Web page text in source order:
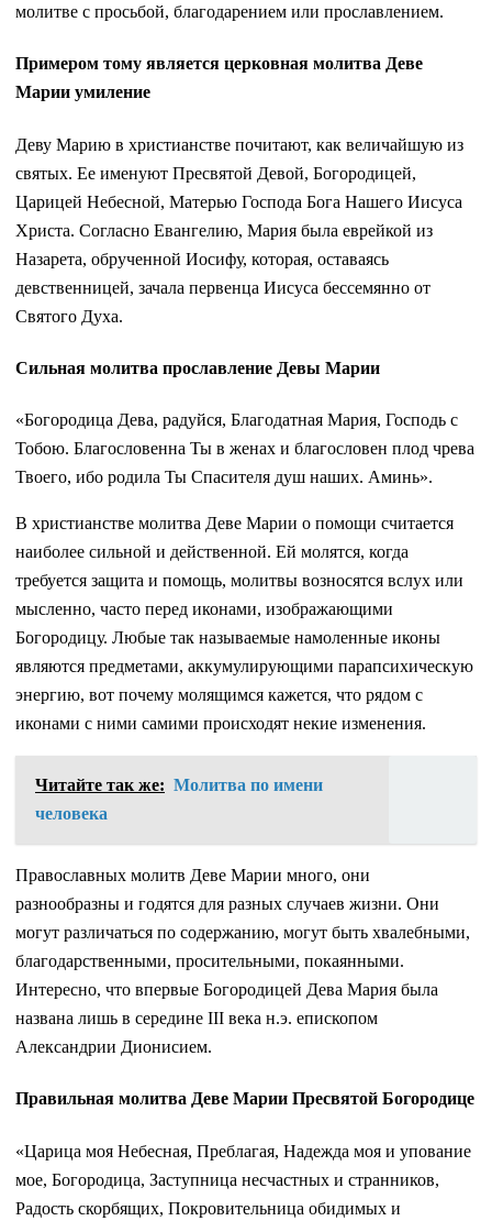
молитве с просьбой, благодарением или прославлением.
Примером тому является церковная молитва Деве
Марии умиление
Деву Марию в христианстве почитают, как величайшую из
святых. Ее именуют Пресвятой Девой, Богородицей,
Царицей Небесной, Матерью Господа Бога Нашего Иисуса
Христа. Согласно Евангелию, Мария была еврейкой из
Назарета, обрученной Иосифу, которая, оставаясь
девственницей, зачала первенца Иисуса бессемянно от
Святого Духа.
Сильная молитва прославление Девы Марии
«Богородица Дева, радуйся, Благодатная Мария, Господь с
Тобою. Благословенна Ты в женах и благословен плод чрева
Твоего, ибо родила Ты Спасителя душ наших. Аминь».
В христианстве молитва Деве Марии о помощи считается
наиболее сильной и действенной. Ей молятся, когда
требуется защита и помощь, молитвы возносятся вслух или
мысленно, часто перед иконами, изображающими
Богородицу. Любые так называемые намоленные иконы
являются предметами, аккумулирующими парапсихическую
энергию, вот почему молящимся кажется, что рядом с
иконами с ними самими происходят некие изменения.
Читайте так же: Молитва по имени
человека
Православных молитв Деве Марии много, они
разнообразны и годятся для разных случаев жизни. Они
могут различаться по содержанию, могут быть хвалебными,
благодарственными, просительными, покаянными.
Интересно, что впервые Богородицей Дева Мария была
названа лишь в середине III века н.э. епископом
Александрии Дионисием.
Правильная молитва Деве Марии Пресвятой Богородице
«Царица моя Небесная, Преблагая, Надежда моя и упование
мое, Богородица, Заступница несчастных и странников,
Радость скорбящих, Покровительница обидимых и